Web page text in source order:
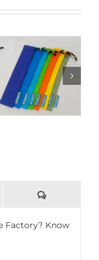
日式和風收納袋(束口
及信封式)+矽膠吸管
23cm
評
Factory? Know